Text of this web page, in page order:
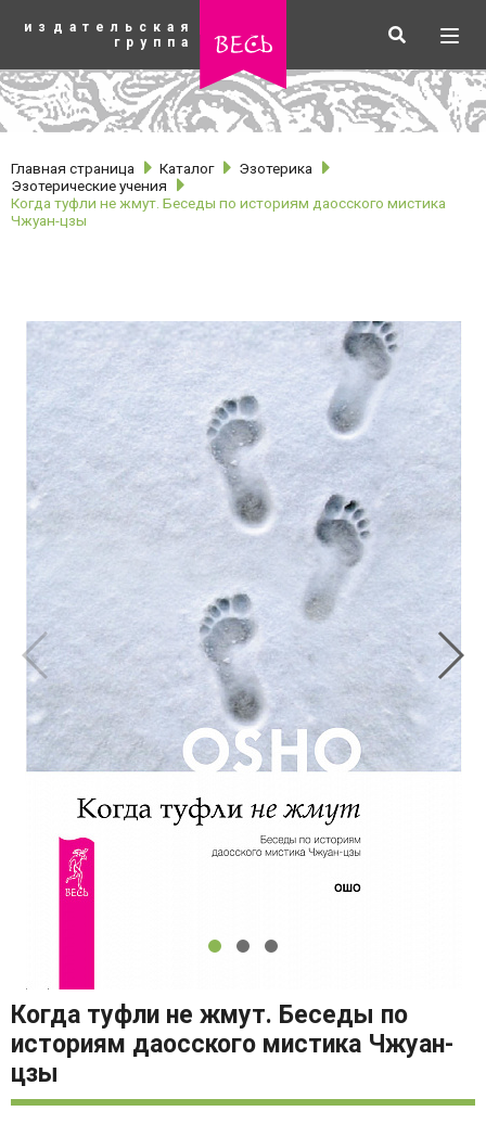
основному
издательская
группа
весь Искать
рубрики
Главная страница Каталог
Эзотерика
Эзотерические учения
Когда туфли не жмут. Беседы по историям даосского мистика
Чжуан-цзы
Когда туфли не жмут. Беседы по
историям даосского мистика Чжуан-
цзы